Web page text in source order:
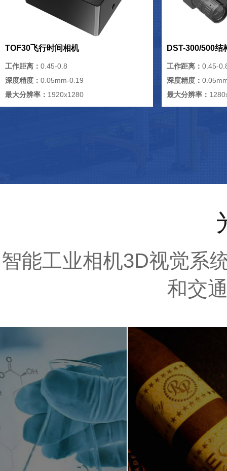
TOF30飞行时间相机
工作距离： 0.45-0.8
深度精度： 0.05mm-0.19
最大分辨率： 1920x1280
DST-300/500结
工作距离：0.45-
深度精度：
最大分辨率：
智能工业相机3D视觉系
和交